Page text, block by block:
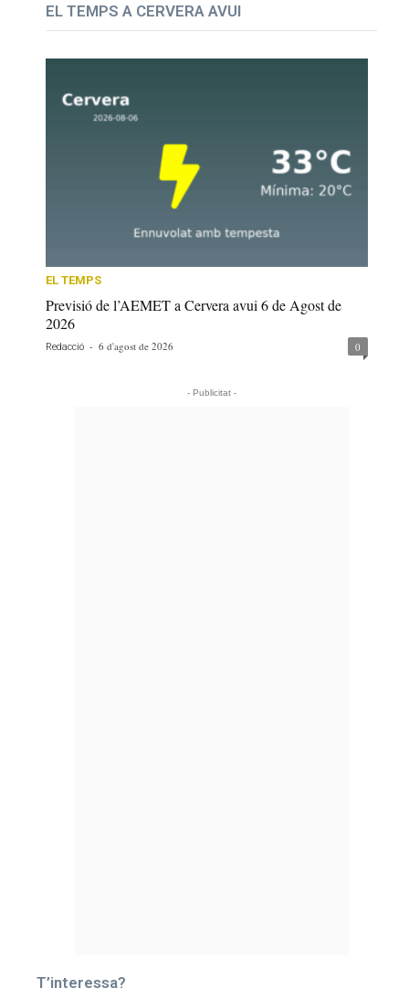
EL TEMPS A CERVERA AVUI
EL TEMPS
Previsió de l’AEMET a Cervera avui 6 de Agost de
2026
Redacció - 6 d'agost de 2026 0
- Publicitat -
T’interessa?